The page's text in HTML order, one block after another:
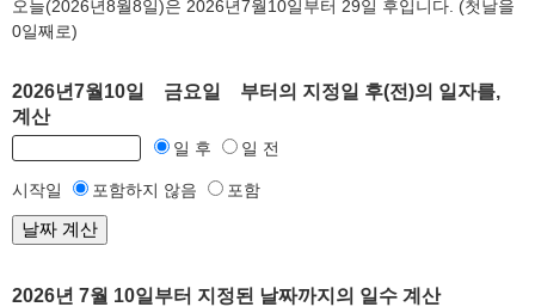
오늘(2026년8월8일)은 2026년7월10일부터 29일 후입니다. (첫날을
0일째로)
2026년7월10일 금요일 부터의 지정일 후(전)의 일자를,
계산
일 후 일 전
시작일 포함하지 않음 포함
2026년 7월 10일부터 지정된 날짜까지의 일수 계산